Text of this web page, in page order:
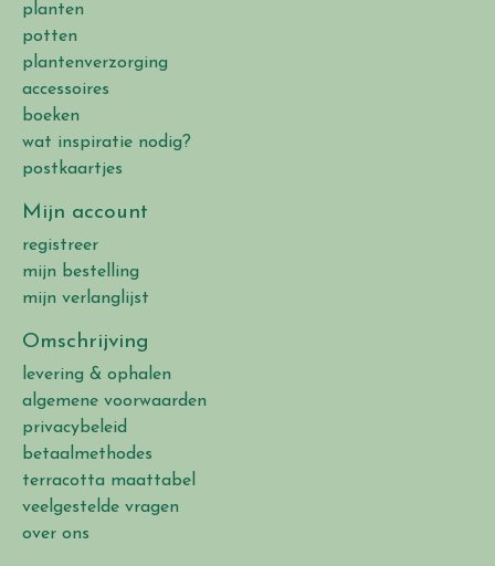
planten
potten
plantenverzorging
accessoires
boeken
wat inspiratie nodig?
postkaartjes
Mijn account
registreer
mijn bestelling
mijn verlanglijst
Omschrijving
levering & ophalen
algemene voorwaarden
privacybeleid
betaalmethodes
terracotta maattabel
veelgestelde vragen
over ons